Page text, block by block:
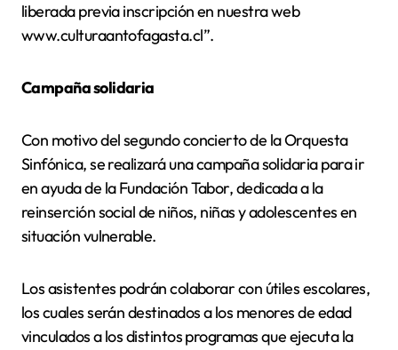
liberada previa inscripción en nuestra web
www.culturaantofagasta.cl”.
Campaña solidaria
Con motivo del segundo concierto de la Orquesta
Sinfónica, se realizará una campaña solidaria para ir
en ayuda de la Fundación Tabor, dedicada a la
reinserción social de niños, niñas y adolescentes en
situación vulnerable.
Los asistentes podrán colaborar con útiles escolares,
los cuales serán destinados a los menores de edad
vinculados a los distintos programas que ejecuta la